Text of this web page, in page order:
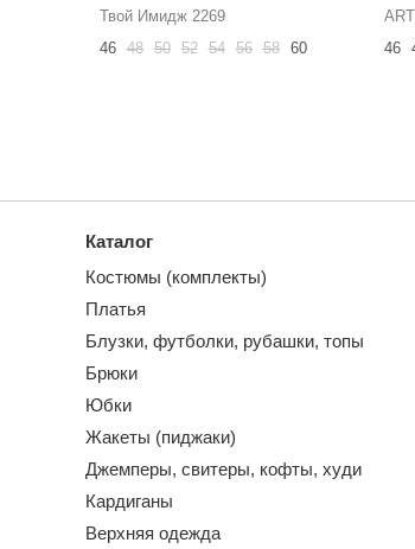
Твой Имидж 2269
46 48 50 52 54 56 58 60
46
Каталог
Костюмы (комплекты)
Платья
Блузки, футболки, рубашки, топы
Брюки
Юбки
Жакеты (пиджаки)
Джемперы, свитеры, кофты, худи
Кардиганы
Верхняя одежда